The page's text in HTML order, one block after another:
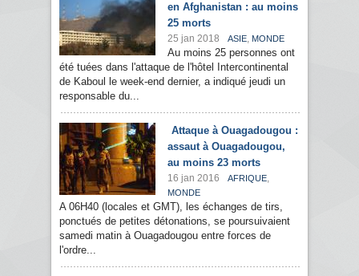
en Afghanistan : au moins
25 morts
25 jan 2018 ASIE, MONDE
Au moins 25 personnes ont
été tuées dans l'attaque de l'hôtel Intercontinental
de Kaboul le week-end dernier, a indiqué jeudi un
responsable du...
Attaque à Ouagadougou :
assaut à Ouagadougou,
au moins 23 morts
16 jan 2016 AFRIQUE,
MONDE
A 06H40 (locales et GMT), les échanges de tirs,
ponctués de petites détonations, se poursuivaient
samedi matin à Ouagadougou entre forces de
l'ordre...